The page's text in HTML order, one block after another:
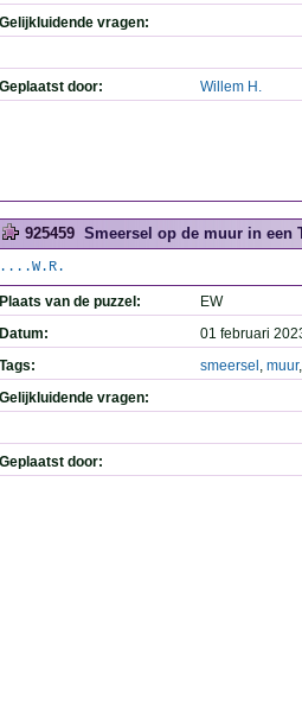
Gelijkluidende vragen:
Geplaatst door: Willem H.
925459 Smeersel op de muur in een
....W.R.
Plaats van de puzzel:
EW
Datum:
01 februari
Tags:
smeersel , muur
Gelijkluidende vragen:
Geplaatst door: